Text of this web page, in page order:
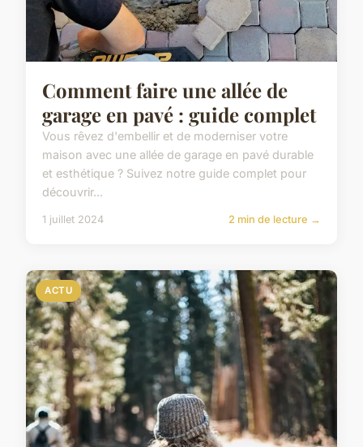
Comment faire une allée de
garage en pavé : guide complet
Vous rêvez d'embellir et de moderniser votre
maison avec une allée de garage en pavé durable
et esthétique ? Suivez notre guide complet pour
découvrir...
1 juillet 2024 2 min de lecture →
ACTU